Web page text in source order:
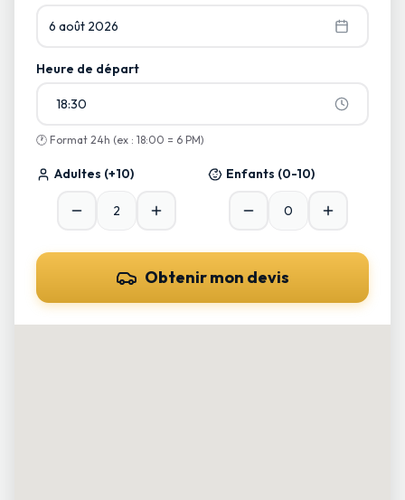
6 août 2026
Heure de départ
18:30
🕐 Format 24h (ex : 18:00 = 6 PM)
Adultes (+10) Enfants (0-10)
Obtenir mon devis